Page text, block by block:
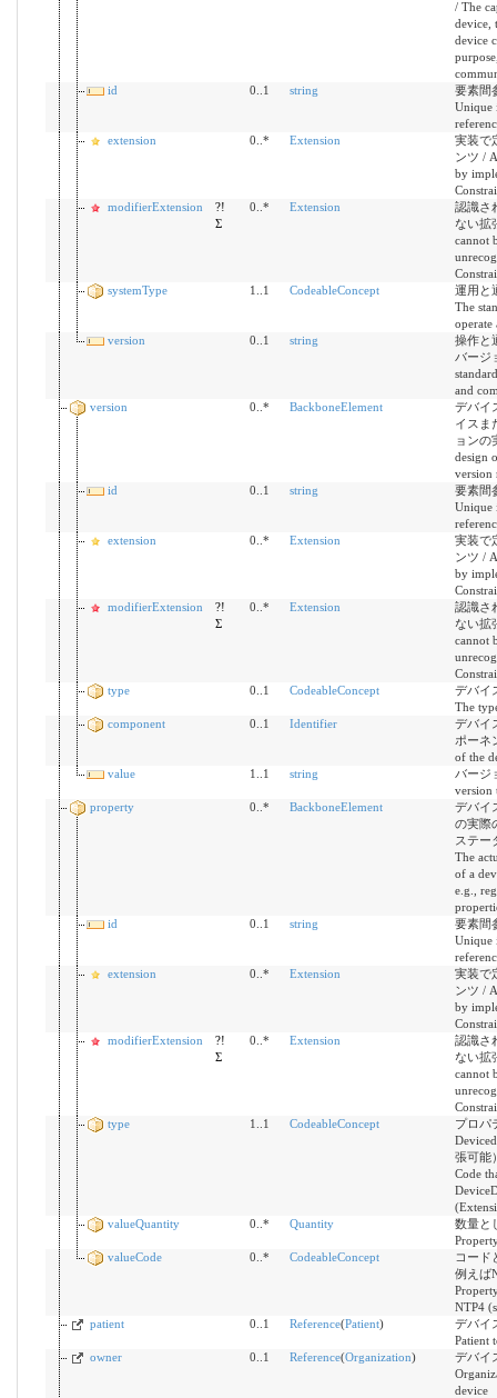
/ The
device,
device
id
0..1 string
要素間
Unique
extension
0..* Extension
実装で
ンツ /
by
modifierExtension
?!
Σ
0..* Extension
認識さ
ない拡
cannot
systemType
1..1 CodeableConcept
運用と
The
operate
version
0..1 string
操作と
バージ
and
version
0..* BackboneElement
デバイ
イスま
ョンの
design
version
id
0..1 string
要素間
Unique
extension
0..* Extension
実装で
ンツ /
by
modifierExtension
?!
Σ
0..* Extension
認識さ
ない拡
cannot
type
0..1 CodeableConcept
デバイ
The
component
0..1 Identifier
デバイ
ポーネ
of the
value
1..1 string
バージ
version
property
0..* BackboneElement
デバイ
の実際
ステー
The
of a
e.g.,
id
0..1 string
要素間
Unique
extension
0..* Extension
実装で
ンツ /
by
modifierExtension
?!
Σ
0..* Extension
認識さ
ない拡
cannot
type
1..1 CodeableConcept
プロパ
張可能
Code
valueQuantity
0..* Quantity
数量と
valueCode
0..* CodeableConcept
コード
例えば
NTP4
patient
0..1 Reference(Patient)
デバイ
Patient
owner
0..1 Reference(Organization)
デバイ
device